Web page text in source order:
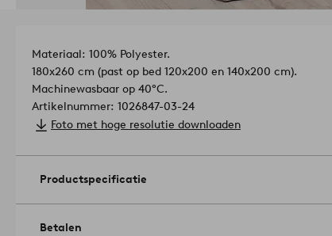
Materiaal: 100% Polyester.
180x260 cm (past op bed 120x200 en 140x200 cm).
Machinewasbaar op 40°C.
Artikelnummer: 1026847-03-24
Foto met hoge resolutie downloaden
Productspecificatie
Betalen